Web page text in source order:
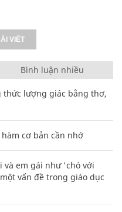
VIẾT
Bình luận nhiều
thức lượng giác bằng thơ,
cơ bản cần nhớ
và em gái như 'chó với
vấn đề trong giáo dục